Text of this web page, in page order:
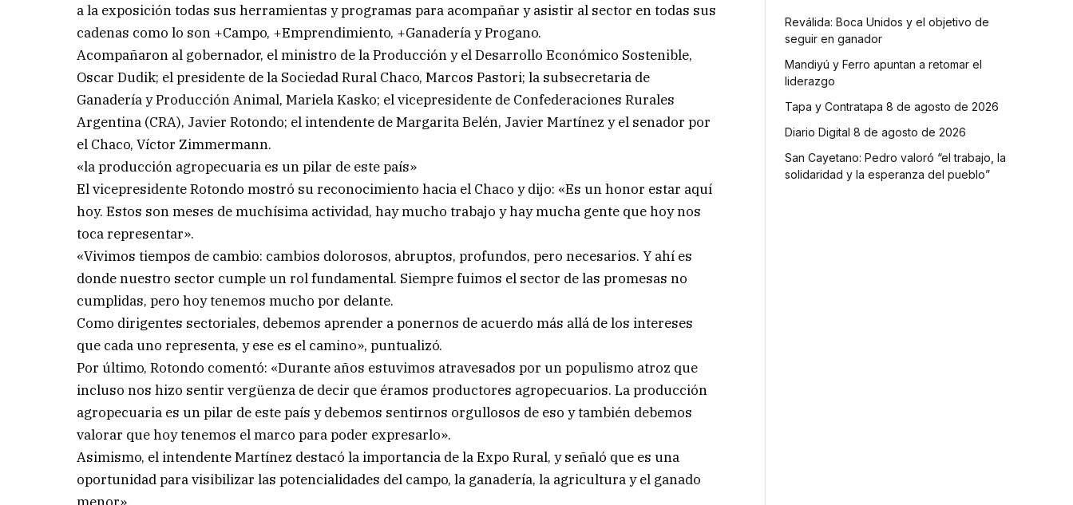
a la exposición todas sus herramientas y programas para acompañar y asistir al sector en todas sus
cadenas como lo son +Campo, +Emprendimiento, +Ganadería y Progano.
Acompañaron al gobernador, el ministro de la Producción y el Desarrollo Económico Sostenible,
Oscar Dudik; el presidente de la Sociedad Rural Chaco, Marcos Pastori; la subsecretaria de
Ganadería y Producción Animal, Mariela Kasko; el vicepresidente de Confederaciones Rurales
Argentina (CRA), Javier Rotondo; el intendente de Margarita Belén, Javier Martínez y el senador por
el Chaco, Víctor Zimmermann.
«la producción agropecuaria es un pilar de este país»
El vicepresidente Rotondo mostró su reconocimiento hacia el Chaco y dijo: «Es un honor estar aquí
hoy. Estos son meses de muchísima actividad, hay mucho trabajo y hay mucha gente que hoy nos
toca representar».
«Vivimos tiempos de cambio: cambios dolorosos, abruptos, profundos, pero necesarios. Y ahí es
donde nuestro sector cumple un rol fundamental. Siempre fuimos el sector de las promesas no
cumplidas, pero hoy tenemos mucho por delante.
Como dirigentes sectoriales, debemos aprender a ponernos de acuerdo más allá de los intereses
que cada uno representa, y ese es el camino», puntualizó.
Por último, Rotondo comentó: «Durante años estuvimos atravesados por un populismo atroz que
incluso nos hizo sentir vergüenza de decir que éramos productores agropecuarios. La producción
agropecuaria es un pilar de este país y debemos sentirnos orgullosos de eso y también debemos
valorar que hoy tenemos el marco para poder expresarlo».
Asimismo, el intendente Martínez destacó la importancia de la Expo Rural, y señaló que es una
oportunidad para visibilizar las potencialidades del campo, la ganadería, la agricultura y el ganado
menor».
Reválida: Boca Unidos y el objetivo de
seguir en ganador
Mandiyú y Ferro apuntan a retomar el
liderazgo
Tapa y Contratapa 8 de agosto de 2026
Diario Digital 8 de agosto de 2026
San Cayetano: Pedro valoró “el trabajo, la
solidaridad y la esperanza del pueblo”